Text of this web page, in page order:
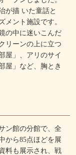
が描 いた童話と
メント施設です。
の中に迷いこんだ
リーンの上に立つ
屋」、アリのサイ
屋」など、胸とき
ン館の分館で、全
から85点ほどを展
料も展示され、戦